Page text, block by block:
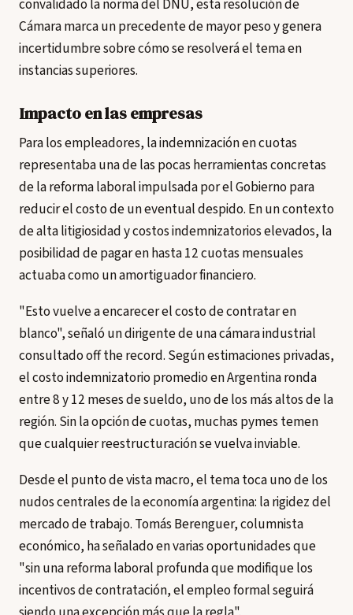
convalidado la norma del DNU, esta resolución de
Cámara marca un precedente de mayor peso y genera
incertidumbre sobre cómo se resolverá el tema en
instancias superiores.
Impacto en las empresas
Para los empleadores, la indemnización en cuotas
representaba una de las pocas herramientas concretas
de la reforma laboral impulsada por el Gobierno para
reducir el costo de un eventual despido. En un contexto
de alta litigiosidad y costos indemnizatorios elevados, la
posibilidad de pagar en hasta 12 cuotas mensuales
actuaba como un amortiguador financiero.
"Esto vuelve a encarecer el costo de contratar en
blanco", señaló un dirigente de una cámara industrial
consultado off the record. Según estimaciones privadas,
el costo indemnizatorio promedio en Argentina ronda
entre 8 y 12 meses de sueldo, uno de los más altos de la
región. Sin la opción de cuotas, muchas pymes temen
que cualquier reestructuración se vuelva inviable.
Desde el punto de vista macro, el tema toca uno de los
nudos centrales de la economía argentina: la rigidez del
mercado de trabajo. Tomás Berenguer, columnista
económico, ha señalado en varias oportunidades que
"sin una reforma laboral profunda que modifique los
incentivos de contratación, el empleo formal seguirá